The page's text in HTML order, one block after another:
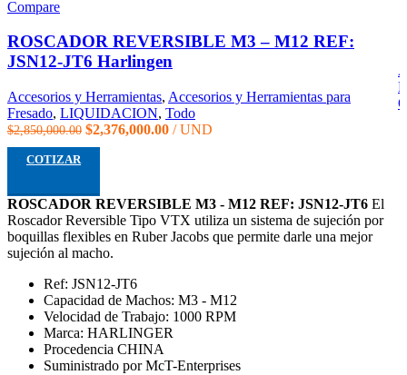
Compare
ROSCADOR REVERSIBLE M3 – M12 REF:
JSN12-JT6 Harlingen
Accesorios y Herramientas, Accesorios y Herramientas para
Fresado, LIQUIDACION, Todo
$2,850,000.00 $2,376,000.00 UND
COTIZAR
ROSCADOR REVERSIBLE M3 - M12 REF: JSN12-JT6 El
Roscador Reversible Tipo VTX utiliza un sistema de sujeción por
boquillas flexibles en Ruber Jacobs que permite darle una mejor
sujeción al macho.
Ref: JSN12-JT6
Capacidad de Machos: M3 - M12
Velocidad de Trabajo: 1000 RPM
Marca: HARLINGER
Procedencia CHINA
Suministrado por McT-Enterprises